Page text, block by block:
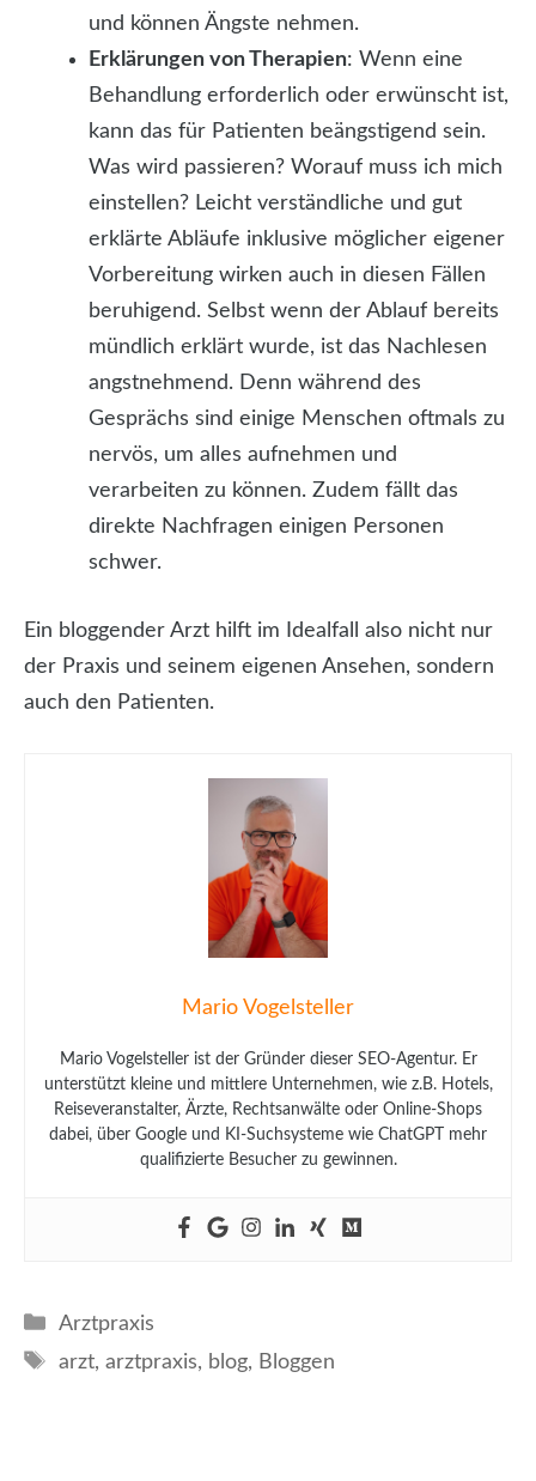
und können Ängste nehmen.
Erklärungen von Therapien: Wenn eine
Behandlung erforderlich oder erwünscht ist,
kann das für Patienten beängstigend sein.
Was wird passieren? Worauf muss ich mich
einstellen? Leicht verständliche und gut
erklärte Abläufe inklusive möglicher eigener
Vorbereitung wirken auch in diesen Fällen
beruhigend. Selbst wenn der Ablauf bereits
mündlich erklärt wurde, ist das Nachlesen
angstnehmend. Denn während des
Gesprächs sind einige Menschen oftmals zu
nervös, um alles aufnehmen und
verarbeiten zu können. Zudem fällt das
direkte Nachfragen einigen Personen
schwer.
Ein bloggender Arzt hilft im Idealfall also nicht nur
der Praxis und seinem eigenen Ansehen, sondern
auch den Patienten.
Mario Vogelsteller
Mario Vogelsteller ist der Gründer dieser SEO-Agentur. Er
unterstützt kleine und mittlere Unternehmen, wie z.B. Hotels,
Reiseveranstalter, Ärzte, Rechtsanwälte oder Online-Shops
dabei, über Google und KI-Suchsysteme wie ChatGPT mehr
qualifizierte Besucher zu gewinnen.
Kategorien
Arztpraxis
Schlagwörter
arzt, arztpraxis, blog, Bloggen